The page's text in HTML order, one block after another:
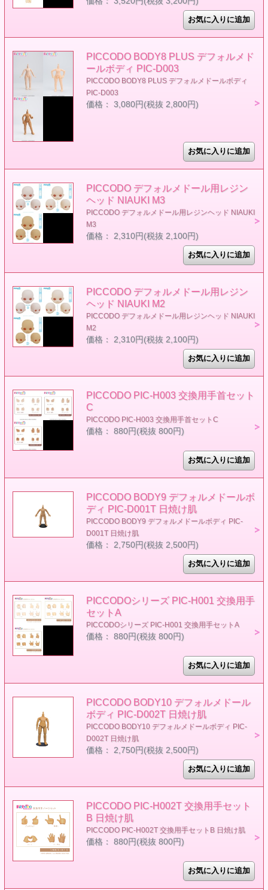
PICCODO BODY8 PLUS デフォルメド
ールボディ PIC-D003
PICCODO BODY8 PLUS デフォルメドールボディ
PIC-D003
価格： 3,080円(税抜 2,800円)
PICCODO デフォルメドール用レジン
ヘッド NIAUKI M3
PICCODO デフォルメドール用レジンヘッド NIAUKI
M3
価格： 2,310円(税抜 2,100円)
PICCODO デフォルメドール用レジン
ヘッド NIAUKI M2
PICCODO デフォルメドール用レジンヘッド NIAUKI
M2
価格： 2,310円(税抜 2,100円)
PICCODO PIC-H003 交換用手首セット
C
PICCODO PIC-H003 交換用手首セットC
価格： 880円(税抜 800円)
PICCODO BODY9 デフォルメドールボ
ディ PIC-D001T 日焼け肌
PICCODO BODY9 デフォルメドールボディ PIC-
D001T 日焼け肌
価格： 2,750円(税抜 2,500円)
PICCODOシリーズ PIC-H001 交換用手
セットA
PICCODOシリーズ PIC-H001 交換用手セットA
価格： 880円(税抜 800円)
PICCODO BODY10 デフォルメドール
ボディ PIC-D002T 日焼け肌
PICCODO BODY10 デフォルメドールボディ PIC-
D002T 日焼け肌
価格： 2,750円(税抜 2,500円)
PICCODO PIC-H002T 交換用手セット
B 日焼け肌
PICCODO PIC-H002T 交換用手セットB 日焼け肌
価格： 880円(税抜 800円)